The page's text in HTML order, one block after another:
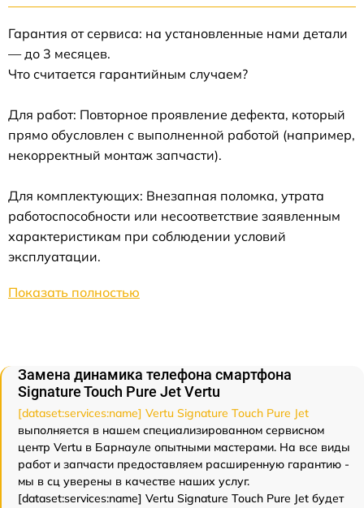
Гарантия от сервиса: на установленные нами детали
— до 3 месяцев.
Что считается гарантийным случаем?
Для работ: Повторное проявление дефекта, который
прямо обусловлен с выполненной работой (например,
некорректный монтаж запчасти).
Для комплектующих: Внезапная поломка, утрата
работоспособности или несоответствие заявленным
характеристикам при соблюдении условий
эксплуатации.
Показать полностью
Замена динамика телефона смартфона
Signature Touch Pure Jet Vertu
[dataset:services:name] Vertu Signature Touch Pure Jet
выполняется в нашем специализированном сервисном
центр Vertu в Барнауле опытными мастерами. На все виды
работ и запчасти предоставляем расширенную гарантию -
мы в сц уверены в качестве наших услуг.
[dataset:services:name] Vertu Signature Touch Pure Jet будет